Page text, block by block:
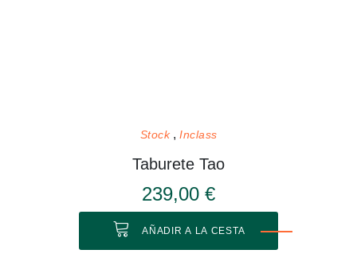
Stock Inclass
Taburete Tao
239,00 €
AÑADIR A LA CESTA